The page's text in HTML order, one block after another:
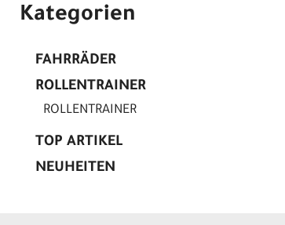
Kategorien
FAHRRÄDER
ROLLENTRAINER
ROLLENTRAINER
TOP ARTIKEL
NEUHEITEN